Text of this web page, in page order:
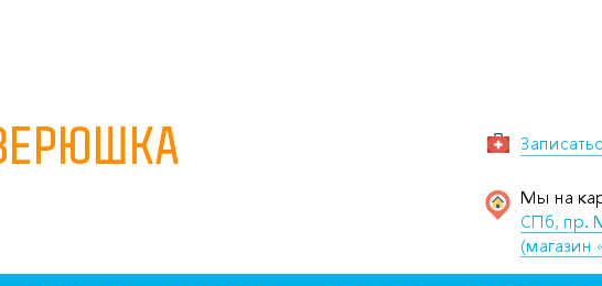
Мы на
СПб, пр.
(магазин